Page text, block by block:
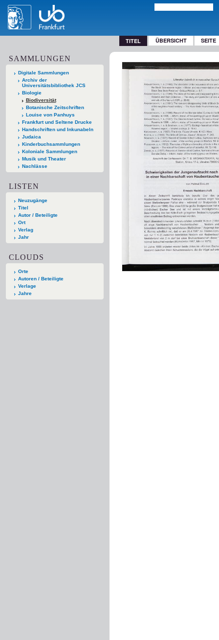
TITEL ÜBERSICHT SEITE
SAMMLUNGEN
Digitale Sammlungen
Archiv der
Universitätsbibliothek JCS
Biologie
Biodiversität
Botanische Zeitschriften
Louise von Panhuys
Frankfurt und Seltene Drucke
Handschriften und Inkunabeln
Judaica
Kinderbuchsammlungen
Koloniale Sammlungen
Musik und Theater
Nachlässe
LISTEN
Neuzugänge
Titel
Autor / Beteiligte
Ort
Verlag
Jahr
CLOUDS
Orte
Autoren / Beteiligte
Verlage
Jahre